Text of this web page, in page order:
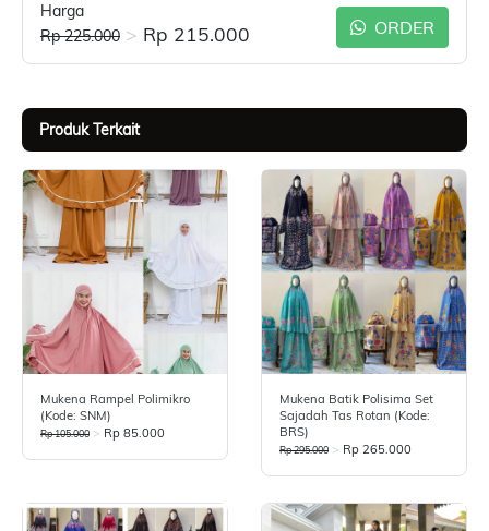
Harga
Rp 225.000 > Rp 215.000 ORDER
Produk Terkait
Mukena Rampel Polimikro
(Kode: SNM)
Rp 105.000 > Rp 85.000
Mukena Batik Polisima Set
Sajadah Tas Rotan (Kode:
BRS)
Rp 295.000 > Rp 265.000